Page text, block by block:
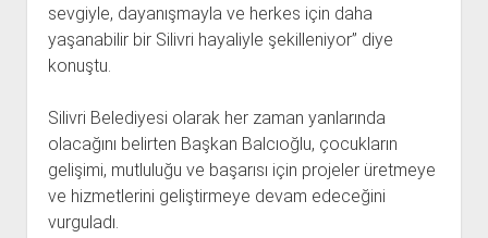
sevgiyle, dayanışmayla ve herkes için daha
yaşanabilir bir Silivri hayaliyle şekilleniyor” diye
konuştu.
Silivri Belediyesi olarak her zaman yanlarında
olacağını belirten Başkan Balcıoğlu, çocukların
gelişimi, mutluluğu ve başarısı için projeler üretmeye
ve hizmetlerini geliştirmeye devam edeceğini
vurguladı.